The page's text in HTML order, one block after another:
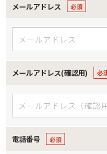
メールアドレス
メールアドレス(確認用)
電話番号